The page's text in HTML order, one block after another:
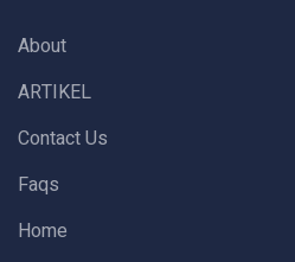
About
ARTIKEL
Contact Us
Faqs
Home